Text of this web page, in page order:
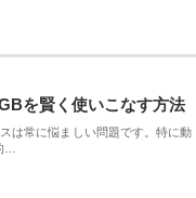
を賢く使いこなす方法
は常に悩ましい問題です。特に動
…